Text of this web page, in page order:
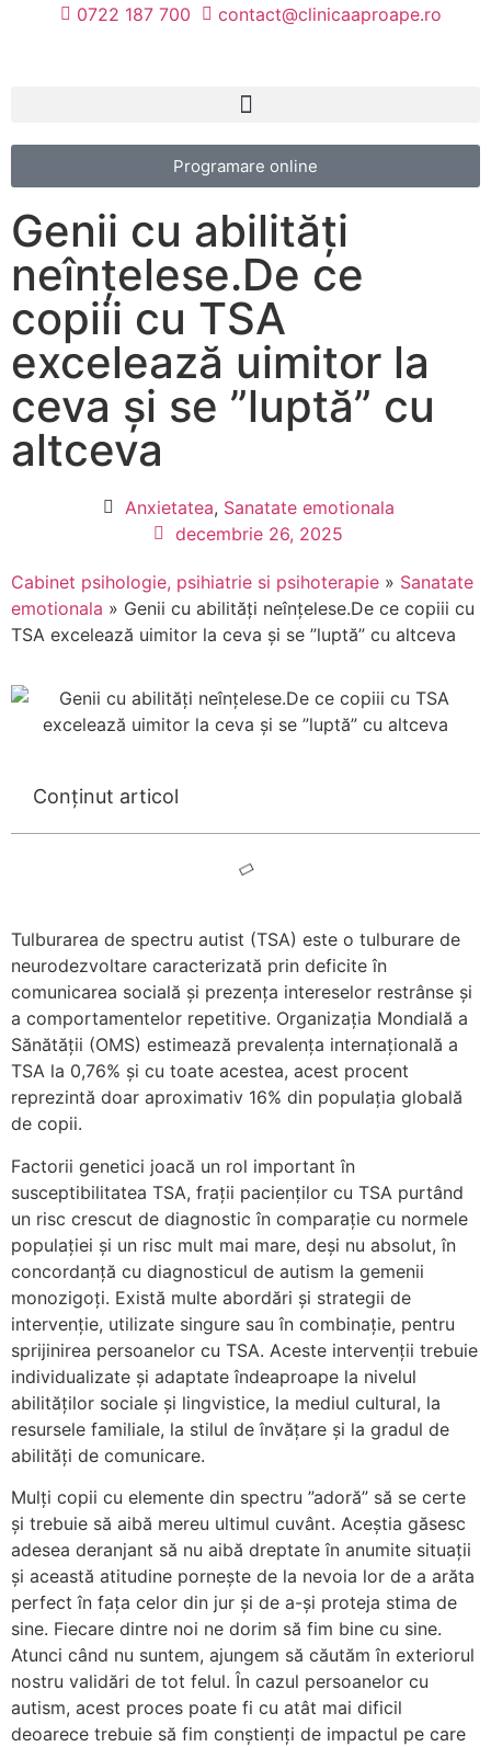
0722 187 700 contact@clinicaaproape.ro
Programare online
Genii cu abilități
neînțelese.De ce
copiii cu TSA
excelează uimitor la
ceva și se ”luptă” cu
altceva
Anxietatea, Sanatate emotionala
decembrie 26, 2025
Cabinet psihologie, psihiatrie si psihoterapie » Sanatate
emotionala » Genii cu abilități neînțelese.De ce copiii cu
TSA excelează uimitor la ceva și se ”luptă” cu altceva
Conținut articol
Tulburarea de spectru autist (TSA) este o tulburare de
neurodezvoltare caracterizată prin deficite în
comunicarea socială și prezența intereselor restrânse și
a comportamentelor repetitive. Organizația Mondială a
Sănătății (OMS) estimează prevalența internațională a
TSA la 0,76% și cu toate acestea, acest procent
reprezintă doar aproximativ 16% din populația globală
de copii.
Factorii genetici joacă un rol important în
susceptibilitatea TSA, frații pacienților cu TSA purtând
un risc crescut de diagnostic în comparație cu normele
populației și un risc mult mai mare, deși nu absolut, în
concordanţă cu diagnosticul de autism la gemenii
monozigoţi. Există multe abordări și strategii de
intervenție, utilizate singure sau în combinație, pentru
sprijinirea persoanelor cu TSA. Aceste intervenții trebuie
individualizate și adaptate îndeaproape la nivelul
abilităților sociale și lingvistice, la mediul cultural, la
resursele familiale, la stilul de învățare și la gradul de
abilități de comunicare.
Mulți copii cu elemente din spectru ”adoră” să se certe
și trebuie să aibă mereu ultimul cuvânt. Aceștia găsesc
adesea deranjant să nu aibă dreptate în anumite situații
și această atitudine pornește de la nevoia lor de a arăta
perfect în fața celor din jur și de a-și proteja stima de
sine. Fiecare dintre noi ne dorim să fim bine cu sine.
Atunci când nu suntem, ajungem să căutăm în exteriorul
nostru validări de tot felul. În cazul persoanelor cu
autism, acest proces poate fi cu atât mai dificil
deoarece trebuie să fim conștienți de impactul pe care